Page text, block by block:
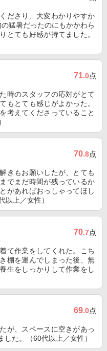
ださり、大変わかりやすか
猛暑だったのにもかかわら
とても好感が持てました。
71.0点
時のスタッフの応対がとて
もとても感じがよかった。
考えてくださっていること
70.8点
きもお願いしたが、とても
でまだ時間が残っているか
があればおっしゃってほし
以上／女性）
70.7点
て作業をしてくれた。こち
棚を運んでしまった後、無
生をしっかりして作業をし
69.0点
が、スペースに空きがあっ
た。（60代以上／女性）